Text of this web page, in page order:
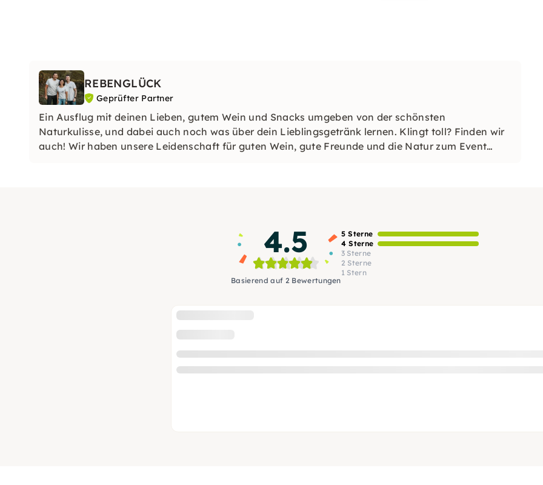
REBENGLÜCK
Geprüfter Partner
Ein Ausflug mit deinen Lieben, gutem Wein und Snacks umgeben von der schönsten
Naturkulisse, und dabei auch noch was über dein Lieblingsgetränk lernen. Klingt toll? Finden wir
auch! Wir haben unsere Leidenschaft für guten Wein, gute Freunde und die Natur zum Event
4.5
Basierend auf 2 Bewertungen
5 Sterne
4 Sterne
3 Sterne
2 Sterne
1 Stern